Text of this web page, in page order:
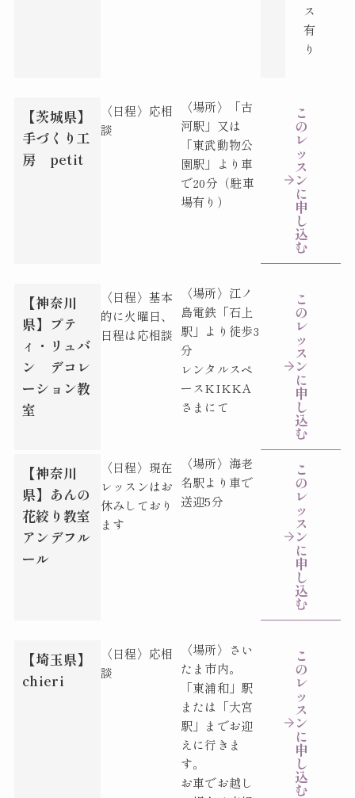
ス
有
り
【茨城県】
手づくり工
房 petit
〈日程〉応相
談
〈場所〉「古
河駅」又は
「東武動物公
園駅」より車
で20分（駐車
場有り）
こ
の
レ
ッ
ス
ン
に
申
し
込
む
【神奈川
県】プテ
ィ・リュバ
ン デコレ
ーション教
室
〈日程〉基本
的に火曜日、
日程は応相談
〈場所〉江ノ
島電鉄「石上
駅」より徒歩3
分
レンタルスペ
ースKIKKA
さまにて
こ
の
レ
ッ
ス
ン
に
申
し
込
む
【神奈川
県】 あんの
花絞り教室
アンデフル
ール
〈日程〉 現在
レッスンはお
休みしており
ます
〈場所〉 海老
名駅より車で
送迎5分
こ
の
レ
ッ
ス
ン
に
申
し
込
む
【埼玉県】
chieri
〈日程〉応相
談
〈場所〉さい
たま市内。
「東浦和」駅
または「大宮
駅」までお迎
えに行きま
す。
お車でお越し
こ
の
レ
ッ
ス
ン
に
申
し
込
む